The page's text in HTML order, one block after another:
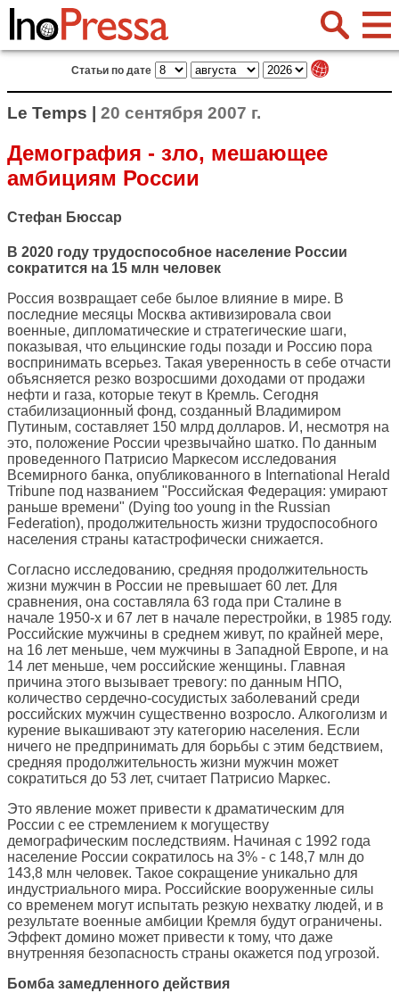
Статьи по дате
Le Temps | 20 сентября 2007 г.
Демография - зло, мешающее
амбициям России
Стефан Бюссар
В 2020 году трудоспособное население России
сократится на 15 млн человек
Россия возвращает себе былое влияние в мире. В
последние месяцы Москва активизировала свои
военные, дипломатические и стратегические шаги,
показывая, что ельцинские годы позади и Россию пора
воспринимать всерьез. Такая уверенность в себе отчасти
объясняется резко возросшими доходами от продажи
нефти и газа, которые текут в Кремль. Сегодня
стабилизационный фонд, созданный Владимиром
Путиным, составляет 150 млрд долларов. И, несмотря на
это, положение России чрезвычайно шатко. По данным
проведенного Патрисио Маркесом исследования
Всемирного банка, опубликованного в International Herald
Tribune под названием "Российская Федерация: умирают
раньше времени" (Dying too young in the Russian
Federation), продолжительность жизни трудоспособного
населения страны катастрофически снижается.
Согласно исследованию, средняя продолжительность
жизни мужчин в России не превышает 60 лет. Для
сравнения, она составляла 63 года при Сталине в
начале 1950-х и 67 лет в начале перестройки, в 1985 году.
Российские мужчины в среднем живут, по крайней мере,
на 16 лет меньше, чем мужчины в Западной Европе, и на
14 лет меньше, чем российские женщины. Главная
причина этого вызывает тревогу: по данным НПО,
количество сердечно-сосудистых заболеваний среди
российских мужчин существенно возросло. Алкоголизм и
курение выкашивают эту категорию населения. Если
ничего не предпринимать для борьбы с этим бедствием,
средняя продолжительность жизни мужчин может
сократиться до 53 лет, считает Патрисио Маркес.
Это явление может привести к драматическим для
России с ее стремлением к могуществу
демографическим последствиям. Начиная с 1992 года
население России сократилось на 3% - с 148,7 млн до
143,8 млн человек. Такое сокращение уникально для
индустриального мира. Российские вооруженные силы
со временем могут испытать резкую нехватку людей, и в
результате военные амбиции Кремля будут ограничены.
Эффект домино может привести к тому, что даже
внутренняя безопасность страны окажется под угрозой.
Бомба замедленного действия